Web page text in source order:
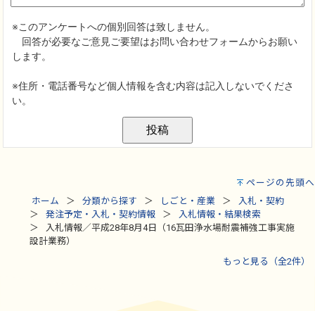
ページの先頭へ
ホーム
分類から探す しごと・産業
入札・契約
発注予定・入札・契約情報
入札情報・結果検索
入札情報／平成28年8月4日（16瓦田浄水場耐震補強工事実施
設計業務）
もっと見る（全2件）